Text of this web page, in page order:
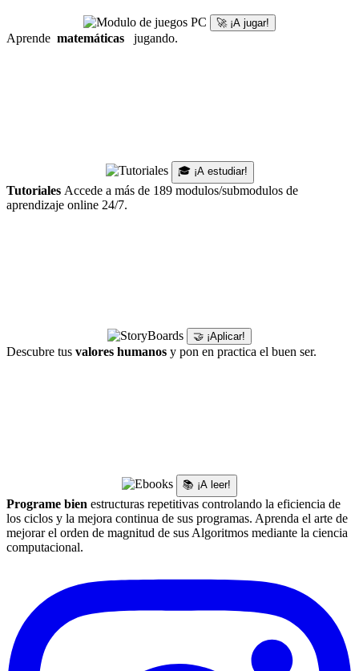
🚀 ¡A jugar!
Aprende matemáticas jugando.
🎓 ¡A estudiar!
Tutoriales Accede a más de 189 modulos/submodulos de
aprendizaje online 24/7.
🤝 ¡Aplicar!
Descubre tus valores humanos y pon en practica el buen ser.
📚 ¡A leer!
Programe bien estructuras repetitivas controlando la eficiencia de
los ciclos y la mejora continua de sus programas. Aprenda el arte de
mejorar el orden de magnitud de sus Algoritmos mediante la ciencia
computacional.